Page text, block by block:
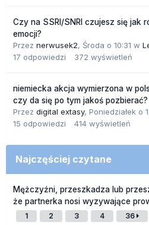
Czy na SSRI/SNRI czujesz się jak
emocji?
Przez nerwusek2, Środa o 10:31 w
17 odpowiedzi 372 wyświetleń
niemiecka akcja wymierzona w
czy da się po tym jakoś pozbierać?
Przez digital extasy, Poniedziałek o
15 odpowiedzi 414 wyświetleń
Najczęściej czytane
Mężczyźni, przeszkadza lub
że partnerka nosi wyzywające
1 2 3 4 36